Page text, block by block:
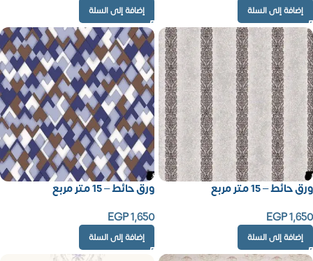
إضافة إلى السلة إضافة إلى السلة
ورق حائط – 15 متر مربع
EGP1,650
إضافة إلى السلة
ورق حائط – 15 متر مربع
EGP1,650
إضافة إلى السلة